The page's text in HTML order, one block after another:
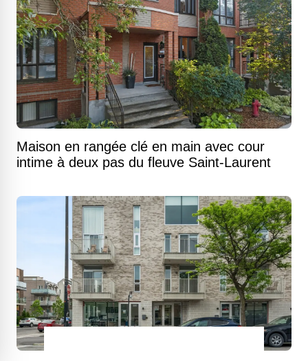
Maison en rangée clé en main avec cour
intime à deux pas du fleuve Saint-Laurent